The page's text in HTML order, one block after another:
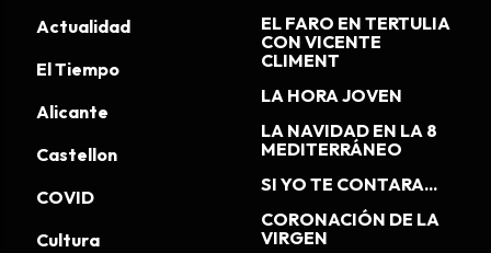
Actualidad
El Tiempo
Alicante
Castellon
COVID
Cultura
EL FARO EN TERTULIA
CON VICENTE
CLIMENT
LA HORA JOVEN
LA NAVIDAD EN LA 8
MEDITERRÁNEO
SI YO TE CONTARA...
CORONACIÓN DE LA
VIRGEN